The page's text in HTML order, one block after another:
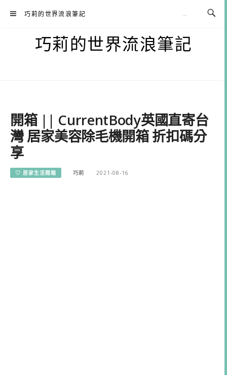
巧莉的世界流浪筆記
巧莉的世界流浪筆記
開箱 || CurrentBody英國直寄台
灣 居家美容除毛機開箱 折扣碼分
享
♡ 居家生活開箱 巧莉 2021-08-16